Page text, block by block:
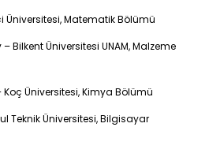
Üniversitesi, Matematik Bölümü
Bilkent Üniversitesi UNAM, Malzeme
Üniversitesi, Kimya Bölümü
Teknik Üniversitesi, Bilgisayar